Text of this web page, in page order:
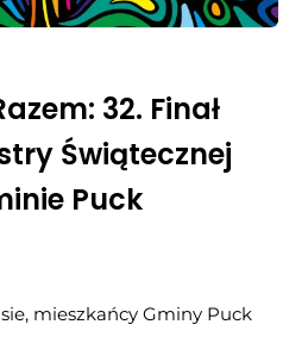
32. Finał
Świątecznej
Puck
mieszkańcy Gminy Puck